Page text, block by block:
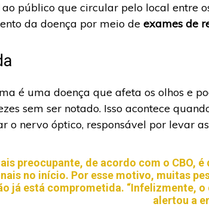
ao público que circular pelo local entre
da doença por meio de exames de
é uma doença que afeta os olhos e
sem ser notado. Isso acontece
o nervo óptico, responsável por levar
preocupante, de acordo com o CBO,
no início. Por esse motivo, muitas
já está comprometida. “Infelizmente,
alertou a